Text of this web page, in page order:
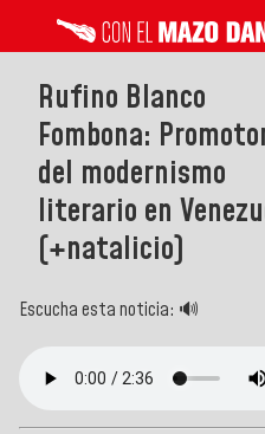
Rufino Blanco
Fombona:
del modernismo
literario en
(+natalicio)
Escucha esta noticia: 🔊